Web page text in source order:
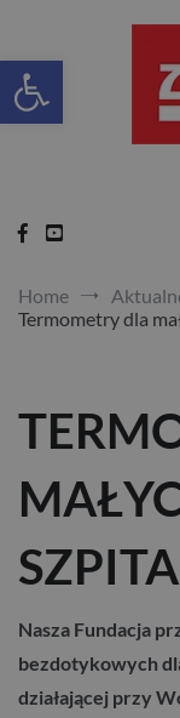
content
Home
Termometry dla
Nasza Fundacja
bezdotykowych
działającej przy
Otwórz